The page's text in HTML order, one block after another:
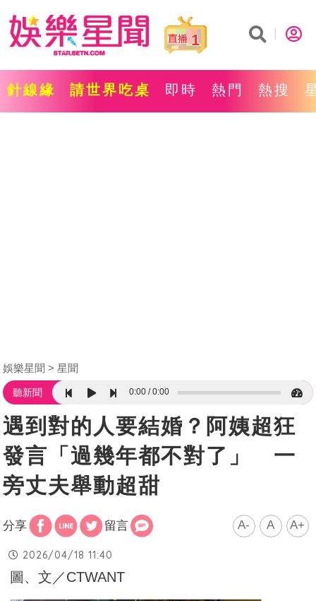
1
針線緣 請世界吃桌 即時 熱門 熱搜
娛樂星聞 星聞
聽新聞 0:00 0:00
遇到對的人要結婚？阿姨超狂
發言「過幾年都不對了」 一
旁丈夫舉動超甜
分享 留言 A- A A+
2026/04/18 11:40
圖、文／CTWANT